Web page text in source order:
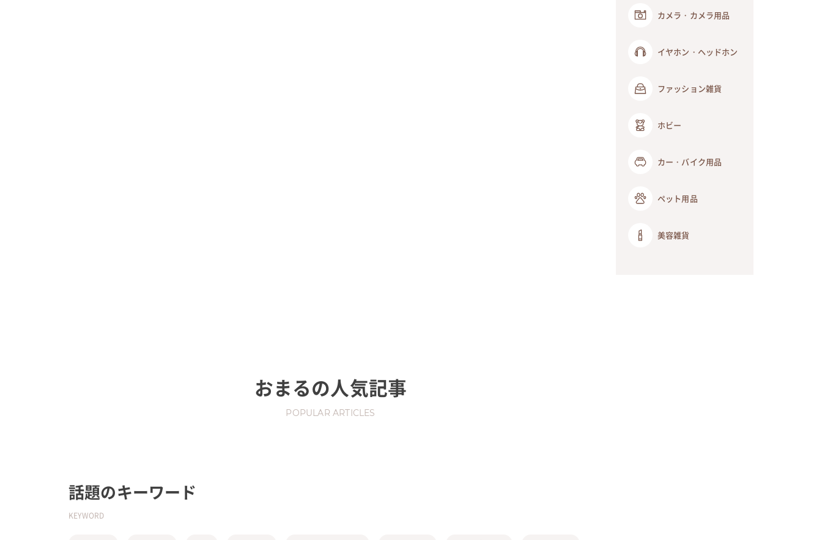
カメラ・カメラ用品
イヤホン・ヘッドホン
ファッション雑貨
ホビー
カー・バイク用品
ペット用品
美容雑貨
おまるの人気記事
POPULAR ARTICLES
話題のキーワード
KEYWORD